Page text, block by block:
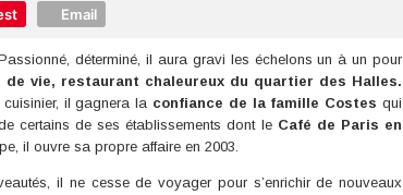
Email
déterminé, il aura gravi les échelons un à un pour
de vie, restaurant chaleureux du quartier des Halles.
il gagnera la confiance de la famille Costes qui
certains de ses établissements dont le Café de Paris en
il ouvre sa propre affaire en 2003.
il ne cesse de voyager pour s’enrichir de nouveaux